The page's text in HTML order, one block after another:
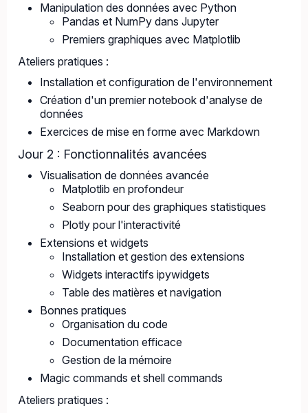
Manipulation des données avec Python
Pandas et NumPy dans Jupyter
Premiers graphiques avec Matplotlib
Ateliers pratiques :
Installation et configuration de l'environnement
Création d'un premier notebook d'analyse de
données
Exercices de mise en forme avec Markdown
Jour 2 : Fonctionnalités avancées
Visualisation de données avancée
Matplotlib en profondeur
Seaborn pour des graphiques statistiques
Plotly pour l'interactivité
Extensions et widgets
Installation et gestion des extensions
Widgets interactifs ipywidgets
Table des matières et navigation
Bonnes pratiques
Organisation du code
Documentation efficace
Gestion de la mémoire
Magic commands et shell commands
Ateliers pratiques :